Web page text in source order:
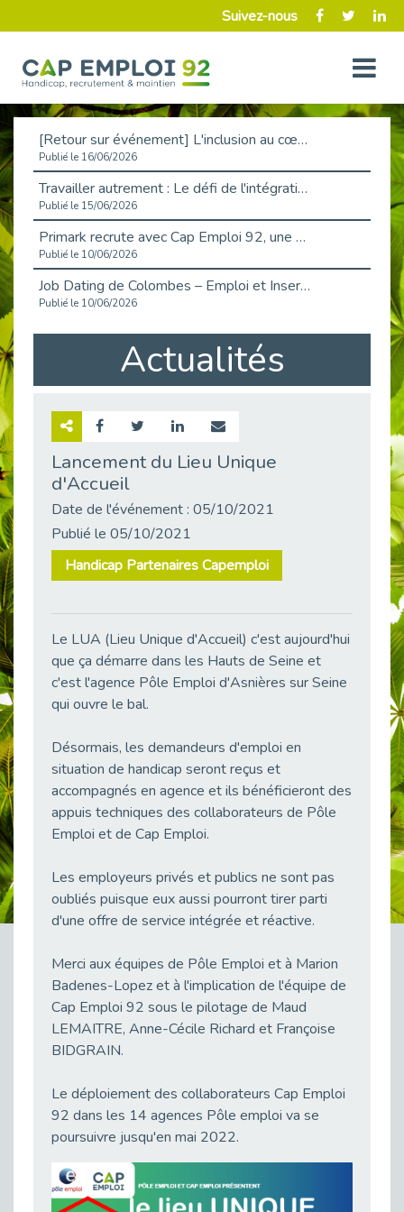
Suivez-nous
[Retour sur événement] L'inclusion au cœur de la Place de l'Emploi à La Défense !
Publié le 16/06/2026
Travailler autrement : Le défi de l'intégration des maladies chroniques en entreprise
Publié le 15/06/2026
Primark recrute avec Cap Emploi 92, une matinée couronnée de succès !
Publié le 10/06/2026
Job Dating de Colombes – Emploi et Insertion
Publié le 10/06/2026
Aborder l'entretien et la situation de handicap en toute confiance
Publié le 09/06/2026
Retour sur l’atelier « Optimiser sa recherche d’emploi »
Publié le 30/05/2026
Publié le 21/05/2026
L’alternance : un levier stratégique pour recruter et inclure durablement
Publié le 18/05/2026
Publié le 12/05/2026
Publié le 12/05/2026
38 vidéos pour comprendre et agir durablement
Publié le 04/05/2026
Le taux d’emploi direct dans la fonction publique dépasse 6 % en 2025
Publié le 04/05/2026
L'alternance : un tremplin vers l'emploi aussi pour les personnes en situation de handicap
Témoignage : Le parcours de Marc, 44 ans
Publié le 30/04/2026
L’Aménagement Raisonnable : Un Levier pour l’Équité
Publié le 29/04/2026
28 avril : Agir ensemble pour une culture de prévention au travail
Publié le 27/04/2026
Mobilisation pour l’alternance et le handicap
Publié le 24/04/2026
Actualités
Lancement du Lieu Unique
d'Accueil
Date de l'événement : 05/10/2021
Publié le 05/10/2021
Handicap Partenaires Capemploi
Le LUA (Lieu Unique d'Accueil) c'est aujourd'hui
que ça démarre dans les Hauts de Seine et
c'est l'agence Pôle Emploi d'Asnières sur Seine
qui ouvre le bal.
Désormais, les demandeurs d'emploi en
situation de handicap seront reçus et
accompagnés en agence et ils bénéficieront des
appuis techniques des collaborateurs de Pôle
Emploi et de Cap Emploi.
Les employeurs privés et publics ne sont pas
oubliés puisque eux aussi pourront tirer parti
d'une offre de service intégrée et réactive.
Merci aux équipes de Pôle Emploi et à Marion
Badenes-Lopez et à l'implication de l'équipe de
Cap Emploi 92 sous le pilotage de Maud
LEMAITRE, Anne-Cécile Richard et Françoise
BIDGRAIN.
Le déploiement des collaborateurs Cap Emploi
92 dans les 14 agences Pôle emploi va se
poursuivre jusqu'en mai 2022.